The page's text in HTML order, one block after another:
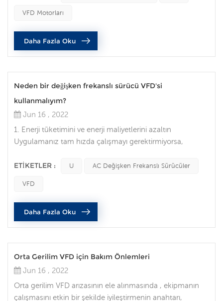
gereksinimi için motor isim levhasını kontrol edin, ve
ardından en az o kadar akım için derec...
VFD Motorları
Daha Fazla Oku
Neden bir değişken frekanslı sürücü VFD'si
kullanmalıyım?
Jun 16 , 2022
1. Enerji tüketimini ve enerji maliyetlerini azaltın
Uygulamanız tam hızda çalışmayı gerektirmiyorsa,
motoru kontrol etmek için değişken frekanslı bir sürücü
eşleştirmenize olanak tanır. Başka hiçbir AC motor
kontrol yöntemi bunu...
ETIKETLER : U AC Değişken Frekanslı Sürücüler
VFD
Daha Fazla Oku
Orta Gerilim VFD için Bakım Önlemleri
Jun 16 , 2022
Orta gerilim VFD arızasının ele alınmasında , ekipmanın
çalışmasını etkin bir şekilde iyileştirmenin anahtarı,